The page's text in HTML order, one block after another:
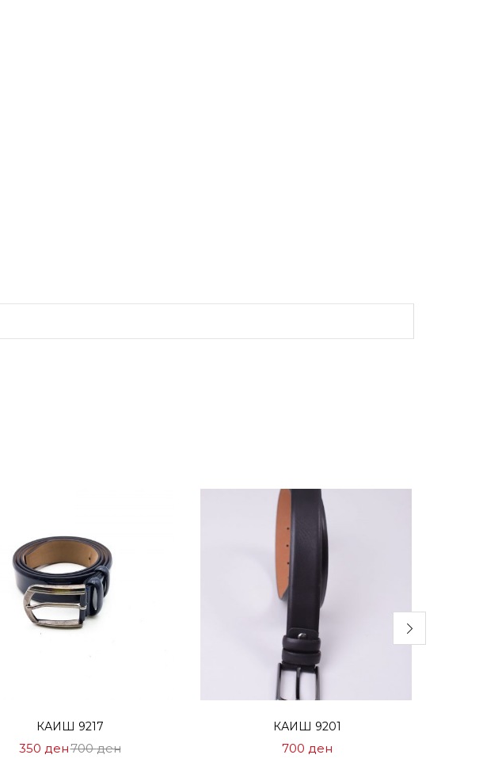
КАИШ 9217
350 денЦена
700денНормална
КАИШ 9201
700 ден